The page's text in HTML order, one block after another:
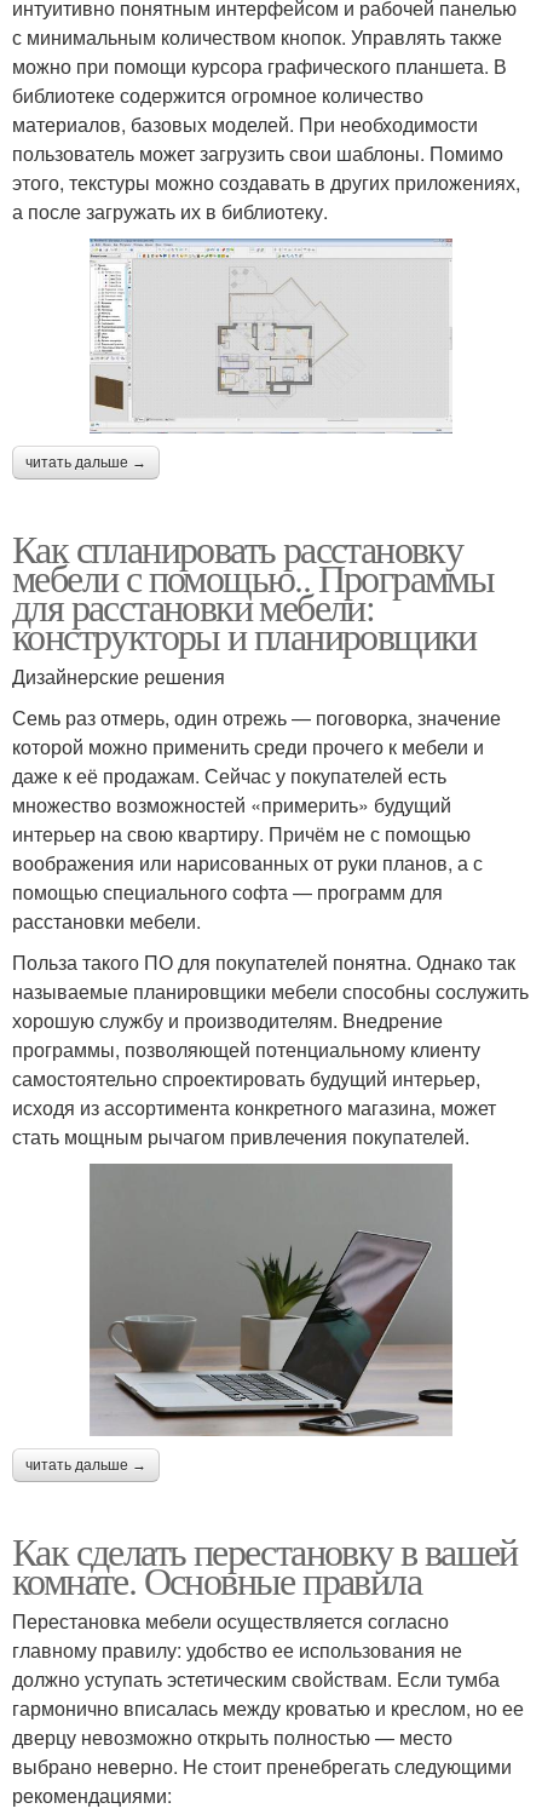
интуитивно понятным интерфейсом и рабочей панелью
с минимальным количеством кнопок. Управлять также
можно при помощи курсора графического планшета. В
библиотеке содержится огромное количество
материалов, базовых моделей. При необходимости
пользователь может загрузить свои шаблоны. Помимо
этого, текстуры можно создавать в других приложениях,
а после загружать их в библиотеку.
читать дальше →
Как спланировать расстановку
мебели с помощью.. Программы
для расстановки мебели:
конструкторы и планировщики
Дизайнерские решения
Семь раз отмерь, один отрежь — поговорка, значение
которой можно применить среди прочего к мебели и
даже к её продажам. Сейчас у покупателей есть
множество возможностей «примерить» будущий
интерьер на свою квартиру. Причём не с помощью
воображения или нарисованных от руки планов, а с
помощью специального софта — программ для
расстановки мебели.
Польза такого ПО для покупателей понятна. Однако так
называемые планировщики мебели способны сослужить
хорошую службу и производителям. Внедрение
программы, позволяющей потенциальному клиенту
самостоятельно спроектировать будущий интерьер,
исходя из ассортимента конкретного магазина, может
стать мощным рычагом привлечения покупателей.
читать дальше →
Как сделать перестановку в вашей
комнате. Основные правила
Перестановка мебели осуществляется согласно
главному правилу: удобство ее использования не
должно уступать эстетическим свойствам. Если тумба
гармонично вписалась между кроватью и креслом, но ее
дверцу невозможно открыть полностью — место
выбрано неверно. Не стоит пренебрегать следующими
рекомендациями: